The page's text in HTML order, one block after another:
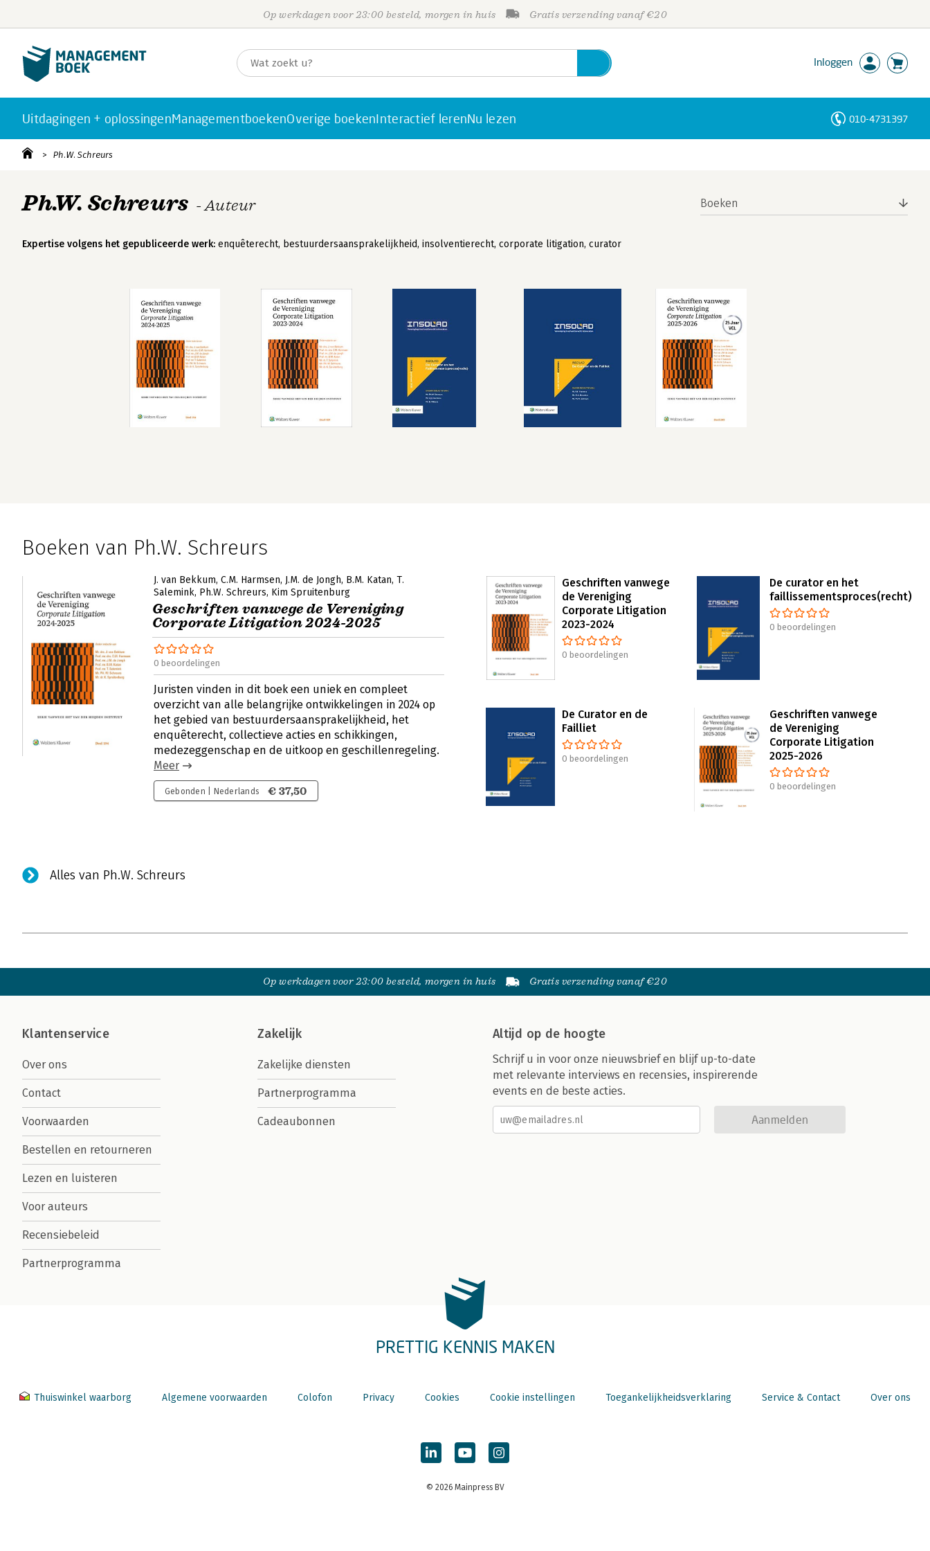
Op werkdagen voor 23:00 besteld, morgen in huis Gratis verzending vanaf €20
Inloggen
Uitdagingen + oplossingenManagementboekenOverige boekenInteractief lerenNu lezen 010-4731397
Ph.W. Schreurs
Ph.W. Schreurs - Auteur
Expertise volgens het gepubliceerde werk: enquêterecht, bestuurdersaansprakelijkheid, insolventierecht, corporate litigation, curator
Boeken
Boeken van Ph.W. Schreurs
J. van Bekkum C.M. Harmsen J.M. de Jongh B.M. Katan T.
Salemink Ph.W. Schreurs Kim Spruitenburg
Geschriften vanwege de Vereniging
Corporate Litigation 2024-2025
0 beoordelingen
Juristen vinden in dit boek een uniek en compleet
overzicht van alle belangrijke ontwikkelingen in 2024 op
het gebied van bestuurdersaansprakelijkheid, het
enquêterecht, collectieve acties en schikkingen,
medezeggenschap en de uitkoop en geschillenregeling.
Meer
Gebonden | Nederlands € 37,50
Geschriften vanwege
de Vereniging
Corporate Litigation
2023-2024
0 beoordelingen
De curator en het
faillissementsproces(recht)
0 beoordelingen
De Curator en de
Failliet
0 beoordelingen
Geschriften vanwege
de Vereniging
Corporate Litigation
2025-2026
0 beoordelingen
Alles van Ph.W. Schreurs
Op werkdagen voor 23:00 besteld, morgen in huis Gratis verzending vanaf €20
Klantenservice
Over ons
Contact
Voorwaarden
Bestellen en retourneren
Lezen en luisteren
Voor auteurs
Recensiebeleid
Partnerprogramma
Zakelijk
Zakelijke diensten
Partnerprogramma
Cadeaubonnen
Altijd op de hoogte
Schrijf u in voor onze nieuwsbrief en blijf up-to-date
met relevante interviews en recensies, inspirerende
events en de beste acties.
Aanmelden
PRETTIG KENNIS MAKEN
Thuiswinkel waarborg Algemene voorwaarden Colofon Privacy Cookies Cookie instellingen Toegankelijkheidsverklaring Service & Contact Over ons
© 2026 Mainpress BV
Personen